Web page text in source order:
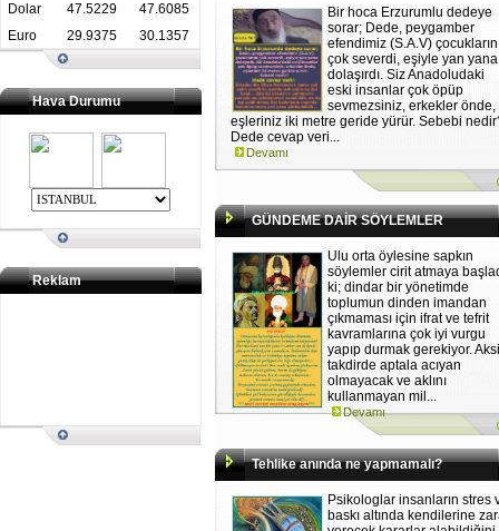
Dolar
47.5229
47.6085
Euro
29.9375 30.1357
Hava Durumu
Reklam
Bir hoca Erzurumlu dedeye
sorar; Dede, peygamber
efendimiz (S.A.V)
çok severdi, eşiyle yan yana
dolaşırdı. Siz Anadoludaki
eski insanlar çok öpüp
sevmezsiniz, erkekler önde,
eşleriniz iki metre geride yürür. Sebebi
Dede cevap veri...
Devamı
GÜNDEME DAİR SÖYLEMLER
Ulu orta öylesine sapkın
söylemler cirit atmaya
ki; dindar bir yönetimde
toplumun dinden imandan
çıkmaması için ifrat ve tefrit
kavramlarına çok iyi vurgu
yapıp durmak gerekiyor.
takdirde aptala acıyan
olmayacak ve aklını
kullanmayan mil...
Devamı
Tehlike anında ne yapmamalı?
Psikologlar insanların stres
baskı altında kendilerine